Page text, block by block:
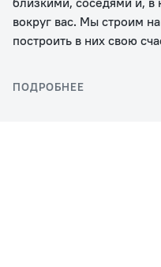
вокруг вас. Мы строим
построить в них свою
ПОДРОБНЕЕ